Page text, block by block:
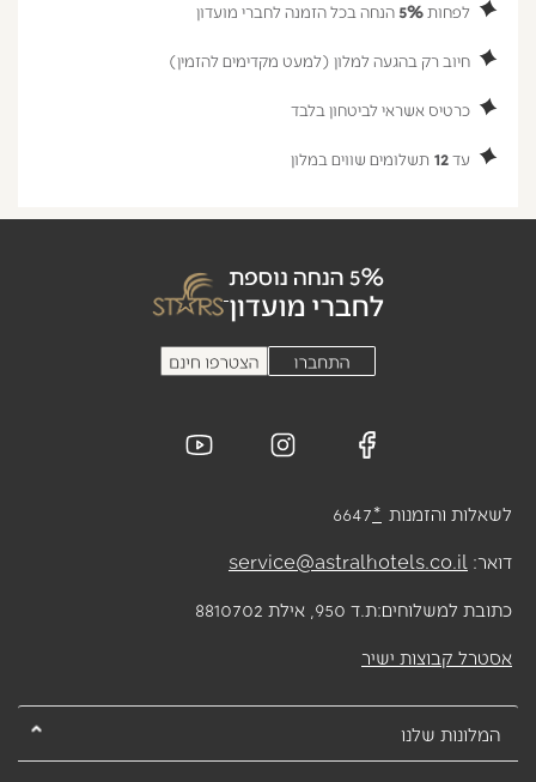
לפחות5% הנחה בכל הזמנה לחברי מועדון
חיוב רק בהגעה למלון (למעט מקדימים להזמין)
כרטיס אשראי לביטחון בלבד
עד12 תשלומים שווים במלון
לשאלות והזמנות *
6647
דואר: service@astralhotels.co.il
כתובת למשלוחים:ת.ד 950, אילת 8810702
אסטרל קבוצות ישיר
המלונות שלנו